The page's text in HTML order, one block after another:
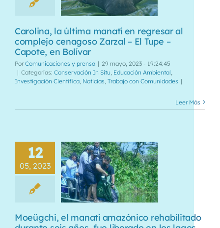
Carolina, la última manatí en regresar al
complejo cenagoso Zarzal – El Tupe –
Capote, en Bolívar
Por Comunicaciones y prensa | 29 mayo, 2023 - 19:24:45
| Categorías: Conservación In Situ Educación Ambiental
Investigación Científica Noticias Trabajo con Comunidades |
Leer Más
12
05, 2023
Moeügchi, el manatí amazónico rehabilitado